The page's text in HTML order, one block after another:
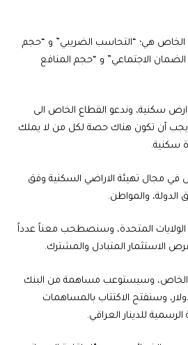
الخاص هي؛ “التحاسب الضريبي” و “حجم
الضمان الاجتماعي” و “حجم المنافع
سكنية، وندعو القطاع الخاص الى
ويجب أن تكون هناك حصة لكل من لا يملك
سكنية.
مجال تهيئة الاراضي السكنية وفق
والمواطن.
الولايات المتحدة، وسنصطحب معناً عدداً
الاستثمار المتبادل والمشترك.
الخاص، وسيستوعب مساهمة من البنك
10 مليارات دولار، وسنفتح الاكتتاب بالمساهمات
للدينار العراقي.